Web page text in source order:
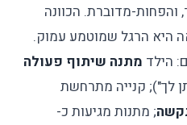
והפחות-מדוברת. הכוונה
היא הרגל שמוטמע עמוק.
הילד מתנה שיתוף פעולה
לך"); קנייה מתרחשת
; מתנות מגיעות כ-